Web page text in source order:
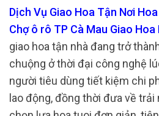
Dịch Vụ Giao Hoa Tận Nơi
Chợ ô rô TP Cà Mau Giao Hoa
giao hoa tận nhà đang trở
chuộng ở thời đại công nghệ
người tiêu dùng tiết kiệm chi
lao động, đồng thời đưa về